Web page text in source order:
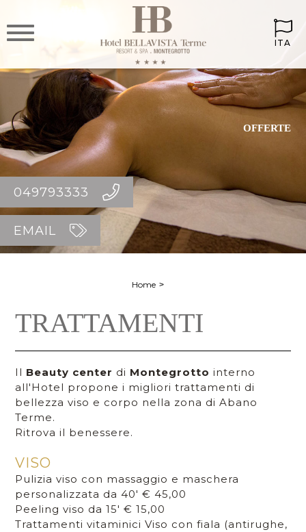
OFFERTE
ITA
049793333
EMAIL
Home
TRATTAMENTI
Il Beauty center di Montegrotto interno
all'Hotel propone i migliori trattamenti di
bellezza viso e corpo nella zona di Abano
Terme.
Ritrova il benessere.
VISO
Pulizia viso con massaggio e maschera
personalizzata da 40' € 45,00
Peeling viso da 15' € 15,00
Trattamenti vitaminici Viso con fiala (antirughe,